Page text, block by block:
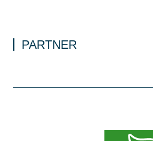
PARTNER